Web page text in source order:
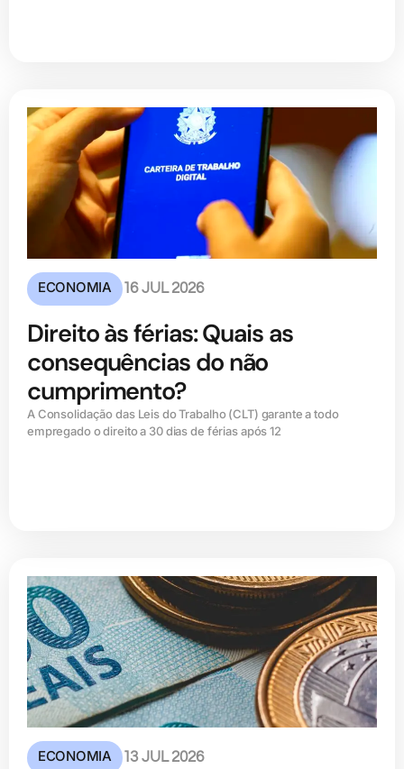
ECONOMIA 16 JUL 2026
Direito às férias: Quais as
consequências do não
cumprimento?
A Consolidação das Leis do Trabalho (CLT) garante a todo
empregado o direito a 30 dias de férias após 12
ECONOMIA 13 JUL 2026